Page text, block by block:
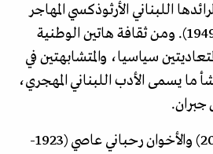
اللبناني الأرثوذكسي المهاجر
أنطون سعادة (1904 - 1949). ومن ثقافة هاتين الوطنية
سياسيا، والمتشابهتين في
ما يسمى الأدب اللبناني المهجري،
جبران.
سعيد عقل (1902 - 2014) والأخوان رحباني عاصي (1923-